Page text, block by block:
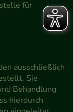
für
ausschließlich
Sie
Behandlung
hierdurch